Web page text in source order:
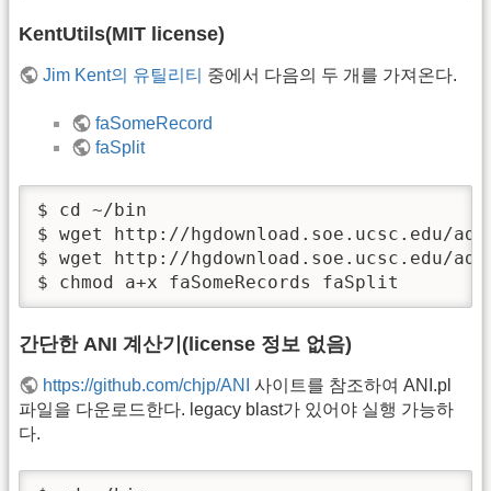
KentUtils(MIT license)
Jim Kent의 유틸리티 중에서 다음의 두 개를 가져온다.
faSomeRecord
faSplit
$ cd ~/bin
$ wget http://hgdownload.soe.ucsc.edu/
$ wget http://hgdownload.soe.ucsc.edu/
$ chmod a+x faSomeRecords faSplit
간단한 ANI 계산기(license 정보 없음)
https://github.com/chjp/ANI
사이트를 참조하여 ANI.pl
파일을 다운로드한다. legacy blast가 있어야 실행 가능하
다.